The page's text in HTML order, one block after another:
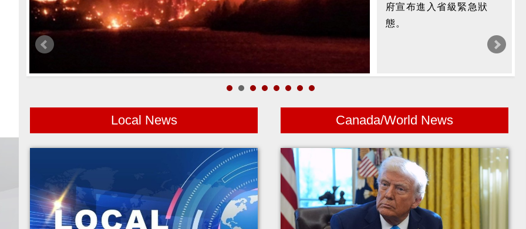
府宣布進入省級緊急狀
態。
Local News Canada/World News